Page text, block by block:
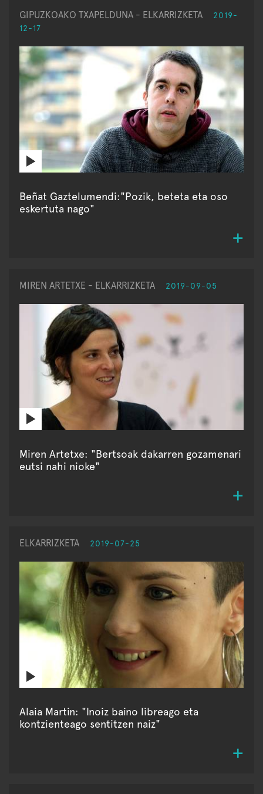
GIPUZKOAKO TXAPELDUNA - ELKARRIZKETA
2019-
12-17
Beñat Gaztelumendi:"Pozik, beteta eta oso
eskertuta nago"
MIREN ARTETXE - ELKARRIZKETA 2019-09-05
Miren Artetxe: "Bertsoak dakarren gozamenari
eutsi nahi nioke"
ELKARRIZKETA 2019-07-25
Alaia Martin: "Inoiz baino libreago eta
kontzienteago sentitzen naiz"